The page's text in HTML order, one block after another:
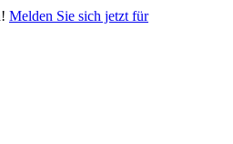
Melden Sie sich jetzt für